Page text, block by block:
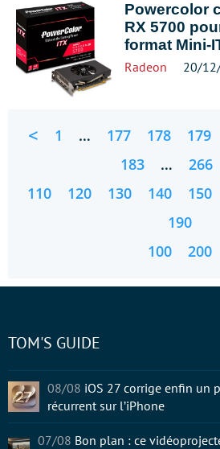
Powercolor
RX 5700
format Mini-
Radeon 20/
< 1 … 177 178 179
183
… 266
110 120 130 140 150
190
100
200
TOM'S GUIDE
08/08 iOS 27 corrige enfin un
récurrent sur l’iPhone
07/08 Bon plan : ce